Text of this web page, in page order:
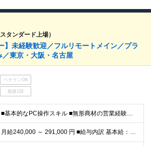
タンダード上場）
】未経験歓迎／フルリモートメイン／プラ
東京・大阪・名古屋
ベテランOK
面接1回
■基本的なPC操作スキル ■無形商材の営業経験もしくはWeb系職種の業務経験（目安として3年程度） ■学歴不問
月給240,000 ～ 291,000 円 ■給与内訳 基本給：240,000円 ～ 291,000円 ※残業代別途支給 ※リモートワーク手当月5000円支給あり ■昇給年2回 月例給与の改定（昇